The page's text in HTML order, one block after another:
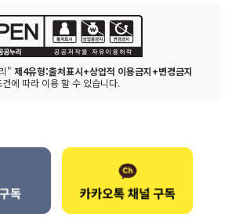
" 제4유형:출처표시+상업적 이용금지+변경금지
건에 따라 이용 할 수 있습니다.